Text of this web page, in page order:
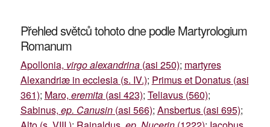
Přehled světců tohoto dne podle Martyrologium
Romanum
Apollonia, virgo alexandrina(asi 250); martyres
Alexandriæ in ecclesia (s. IV.); Primus et Donatus (asi
361); Maro, eremita(asi 423); Teliavus (560);
Sabinus, ep. Canusin(asi 566); Ansbertus (asi 695);